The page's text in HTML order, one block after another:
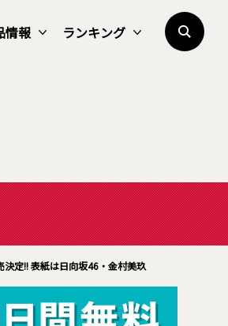
情報 ランキング
決定!! 表紙は日向坂46・金村美玖